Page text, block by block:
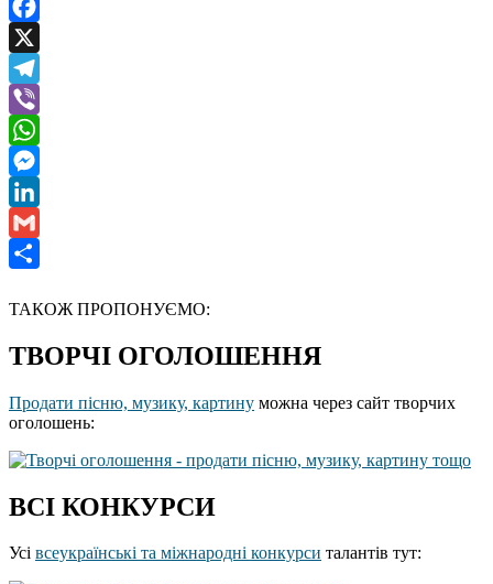
Facebook
X
Telegram
Viber
WhatsApp
Messenger
LinkedIn
Gmail
ТАКОЖ ПРОПОНУЄМО:
ТВОРЧІ ОГОЛОШЕННЯ
Продати пісню, музику, картину можна через сайт творчих
оголошень:
ВСІ КОНКУРСИ
Усі всеукраїнські та міжнародні конкурси талантів тут: